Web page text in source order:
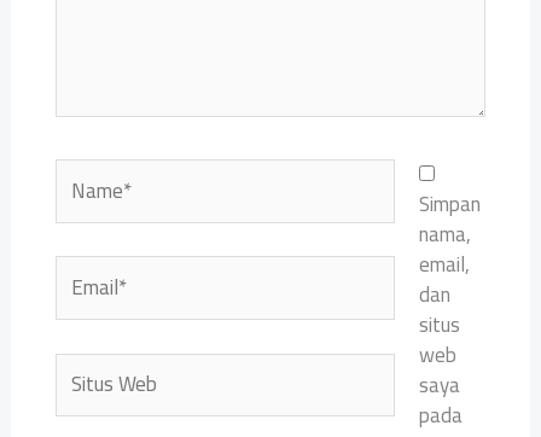
Name*
Email*
Situs
Web
Simpan
nama,
email,
dan
situs
web
saya
pada